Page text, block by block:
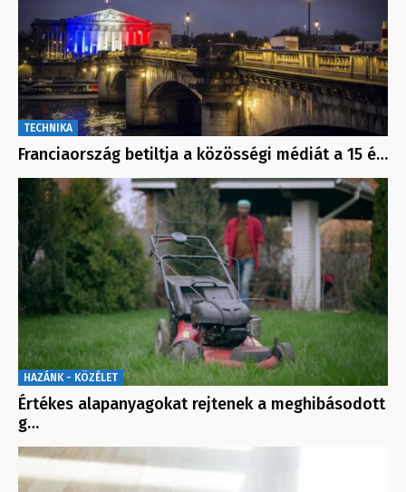
TECHNIKA
Franciaország betiltja a közösségi médiát a 15 é…
HAZÁNK - KÖZÉLET
Értékes alapanyagokat rejtenek a meghibásodott
g…